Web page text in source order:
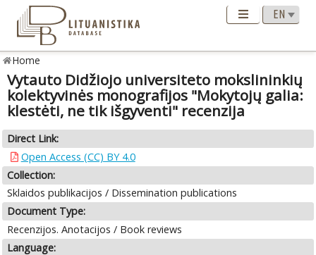
Home
Vytauto Didžiojo universiteto mokslininkių
kolektyvinės monografijos "Mokytojų galia:
klestėti, ne tik išgyventi" recenzija
Direct Link:
Open Access (CC) BY 4.0
Collection:
Sklaidos publikacijos / Dissemination publications
Document Type:
Recenzijos. Anotacijos / Book reviews
Language: